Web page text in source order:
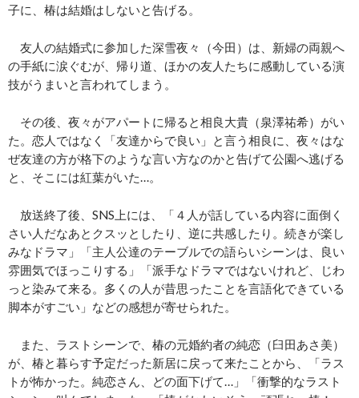
子に、椿は結婚はしないと告げる。
友人の結婚式に参加した深雪夜々（今田）は、新婦の両親へ
の手紙に涙ぐむが、帰り道、ほかの友人たちに感動している演
技がうまいと言われてしまう。
その後、夜々がアパートに帰ると相良大貴（泉澤祐希）がい
た。恋人ではなく「友達からで良い」と言う相良に、夜々はな
ぜ友達の方が格下のような言い方なのかと告げて公園へ逃げる
と、そこには紅葉がいた…。
放送終了後、SNS上には、「４人が話している内容に面倒く
さい人だなあとクスッとしたり、逆に共感したり。続きが楽し
みなドラマ」「主人公達のテーブルでの語らいシーンは、良い
雰囲気でほっこりする」「派手なドラマではないけれど、じわ
っと染みて来る。多くの人が昔思ったことを言語化できている
脚本がすごい」などの感想が寄せられた。
また、ラストシーンで、椿の元婚約者の純恋（臼田あさ美）
が、椿と暮らす予定だった新居に戻って来たことから、「ラス
トが怖かった。純恋さん、どの面下げて…」「衝撃的なラスト